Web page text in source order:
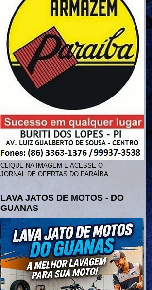
CLIQUE NA IMAGEM E ACESSE O
JORNAL DE OFERTAS DO PARAÍBA.
LAVA JATOS DE MOTOS - DO
GUANAS